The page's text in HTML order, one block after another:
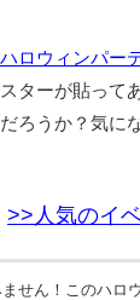
ハロウィンパー
ターが貼って
ろうか？気に
>>人気のイ
ません！このハロ